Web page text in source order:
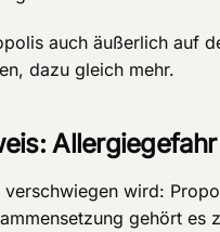
auch äußerlich auf
dazu gleich mehr.
Allergiegefahr
wird:
gehört es